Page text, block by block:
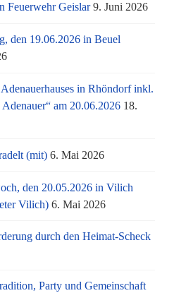
Feuerwehr Geislar 9. Juni 2026
den 19.06.2026 in Beuel
in Rhöndorf inkl.
am 20.06.2026 18.
(mit) 6. Mai 2026
den 20.05.2026 in Vilich
Vilich) 6. Mai 2026
durch den Heimat-Scheck
Party und Gemeinschaft